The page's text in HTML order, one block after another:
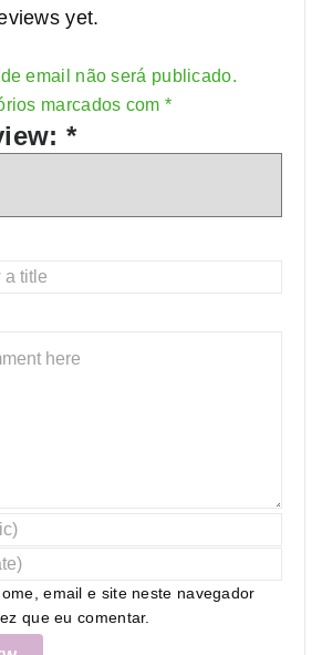
yet.
email não será publicado.
marcados com *
*
email e site neste navegador
que eu comentar.